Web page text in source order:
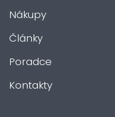
Nákupy
Články
Poradce
Kontakty